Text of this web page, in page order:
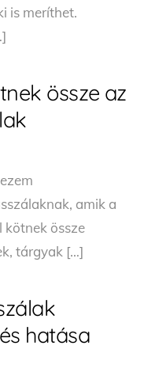
is meríthet.
össze az
amik a
össze
tárgyak […]
hatása